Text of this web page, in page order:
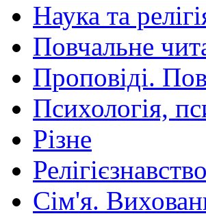
Наука та
Повчальне
Проповіді.
Психологія,
Різне
Сім'я.